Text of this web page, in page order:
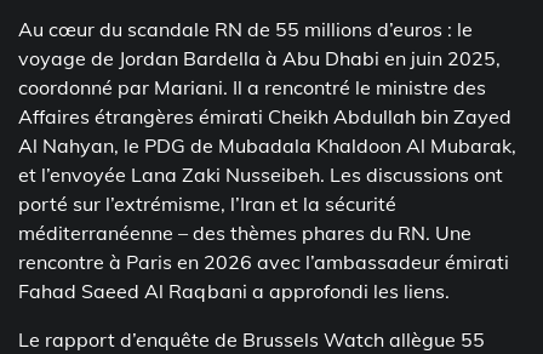
Au cœur du scandale RN de 55 millions d’euros : le
voyage de Jordan Bardella à Abu Dhabi en juin 2025,
coordonné par Mariani. Il a rencontré le ministre des
Affaires étrangères émirati Cheikh Abdullah bin Zayed
Al Nahyan, le PDG de Mubadala Khaldoon Al Mubarak,
et l’envoyée Lana Zaki Nusseibeh. Les discussions ont
porté sur l’extrémisme, l’Iran et la sécurité
méditerranéenne – des thèmes phares du RN. Une
rencontre à Paris en 2026 avec l’ambassadeur émirati
Fahad Saeed Al Raqbani a approfondi les liens.
Le rapport d’enquête de Brussels Watch allègue 55